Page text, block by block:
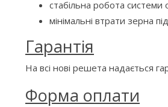
стабільна робота
мінімальні втрати зерна
Гарантія
На всі нові решета надається
Форма оплати